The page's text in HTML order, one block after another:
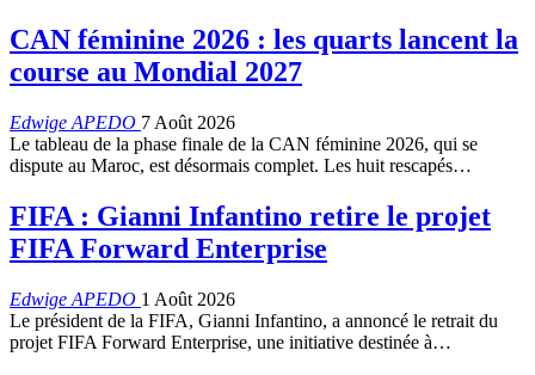
CAN féminine 2026 : les quarts lancent la
course au Mondial 2027
Edwige APEDO 7 Août 2026
Le tableau de la phase finale de la CAN féminine 2026, qui se
dispute au Maroc, est désormais complet. Les huit rescapés…
FIFA : Gianni Infantino retire le projet
FIFA Forward Enterprise
Edwige APEDO 1 Août 2026
Le président de la FIFA, Gianni Infantino, a annoncé le retrait du
projet FIFA Forward Enterprise, une initiative destinée à…